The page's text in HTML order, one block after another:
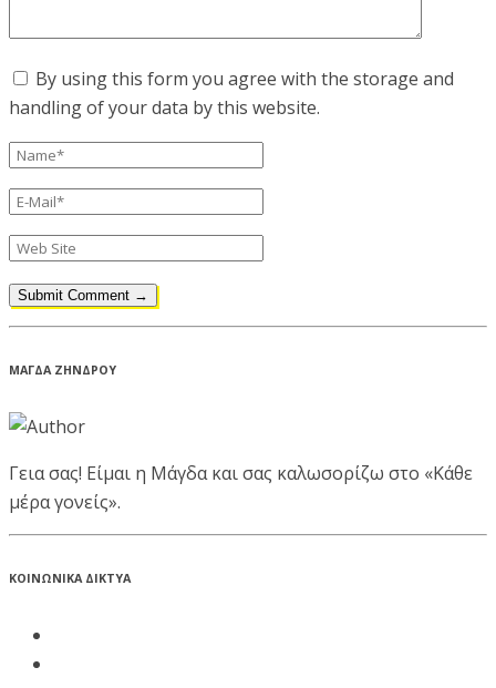
By using this form you agree with the storage and
handling of your data by this website.
ΜΑΓΔΑ ΖΗΝΔΡΟΥ
Γεια σας! Είμαι η Μάγδα και σας καλωσορίζω στο «Κάθε
μέρα γονείς».
ΚΟΙΝΩΝΙΚΑ ΔΙΚΤΥΑ